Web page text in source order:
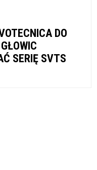
DO
SERIĘ SVTS